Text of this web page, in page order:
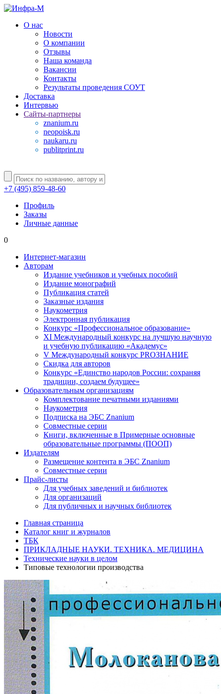
О нас
Новости
О компании
Отзывы
Наша команда
Вакансии
Контакты
Результаты проведения СОУТ
Доставка
Интервью
Сайты-партнеры
znanium.ru
neopoisk.ru
naukaru.ru
publitprint.ru
+7 (495) 859-48-60
Профиль
Заказы
Личные данные
0
Интернет-магазин
Авторам
Издание учебников и учебных пособий
Издание монографий
Публикация статей
Заказные издания
Наукометрия
Электронная публикация
Конкурс «Профессиональное образование»
XI Международный конкурс на лучшую научную
и учебную публикацию «Академус»
V Международный конкурс PROЗНАНИЕ
Скидка для авторов
Конкурс «Единство народов России: сохраняя
традиции, создаем будущее»
Образовательным организациям
Комплектование печатными изданиями
Наукометрия
Подписка на ЭБС Znanium
Совместные серии
Книги, включенные в Примерные основные
образовательные программы (ПООП)
Издателям
Размещение контента в ЭБС Znanium
Совместные серии
Прайс-листы
Для учебных заведений и библиотек
Для организаций
Для публичных и научных библиотек
Главная страница
Каталог книг и журналов
ТБК
ПРИКЛАДНЫЕ НАУКИ. ТЕХНИКА. МЕДИЦИНА
Технические науки в целом
Типовые технологии производства